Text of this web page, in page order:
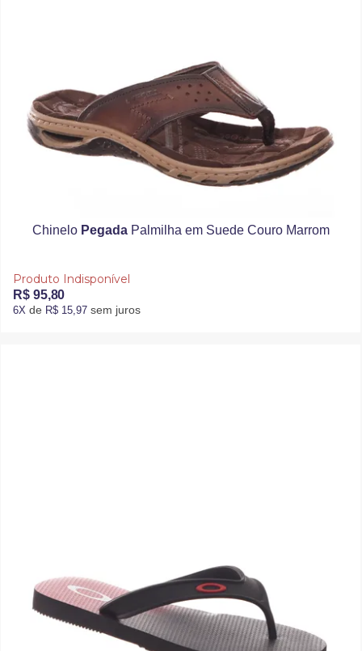
Chinelo PegadaPalmilha em Suede Couro Marrom
Produto Indisponível
R$ 95,80
6X de R$ 15,97 sem juros